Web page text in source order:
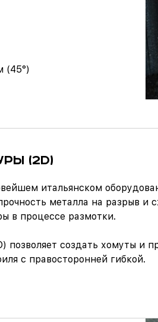
(45°)
(2D)
итальянском
металла на разрыв
в процессе размотки.
позволяет создать хомуты и
с правосторонней гибкой.